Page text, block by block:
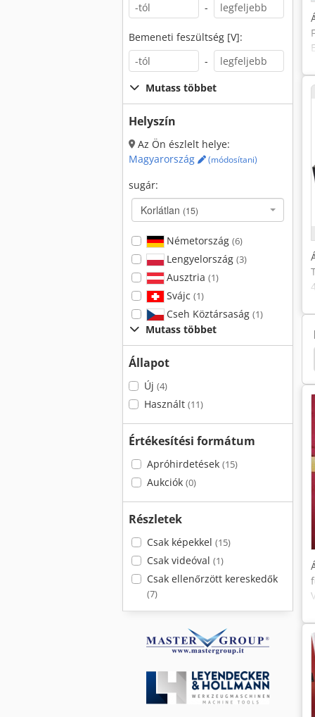
-
Bemeneti feszültség [V]:
-
Mutass többet
Helyszín
Az Ön észlelt helye:
Magyarország
(módosítani)
sugár:
Korlátlan (15)
Németország (6)
Lengyelország (3)
Ausztria (1)
Svájc (1)
Cseh Köztársaság (1)
Mutass többet
Állapot
Új (4)
Használt (11)
Értékesítési formátum
Apróhirdetések (15)
Aukciók (0)
Részletek
Csak képekkel (15)
Csak videóval (1)
Csak ellenőrzött kereskedők
(7)